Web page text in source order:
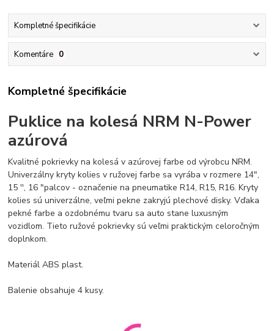
Kompletné špecifikácie
Komentáre 0
Kompletné špecifikácie
Puklice na kolesá NRM N-Power
azúrová
Kvalitné pokrievky na kolesá v azúrovej farbe od výrobcu NRM.
Univerzálny kryty kolies v ružovej farbe sa vyrába v rozmere 14",
15 '', 16 "palcov - označenie na pneumatike R14, R15, R16. Kryty
kolies sú univerzálne, veľmi pekne zakryjú plechové disky. Vďaka
pekné farbe a ozdobnému tvaru sa auto stane luxusným
vozidlom. Tieto ružové pokrievky sú veľmi praktickým celoročným
doplnkom.
Materiál ABS plast.
Balenie obsahuje 4kusy.